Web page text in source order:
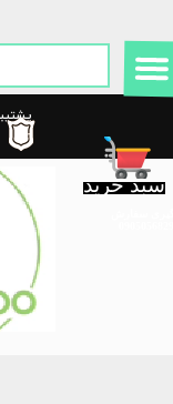
m
سبد خرید
حساب کاربری من
تغییر گذر واژه
سفارشات
خروج از حساب کاربری